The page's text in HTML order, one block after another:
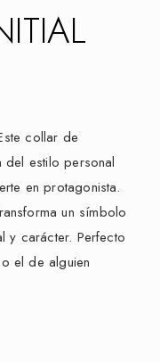
collar de
del estilo personal
en protagonista.
un símbolo
y carácter. Perfecto
el de alguien